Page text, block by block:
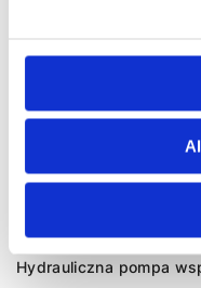
Przekładnia
hydraulicznym (7)
Hydrauliczna pompa